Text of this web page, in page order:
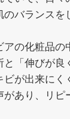
のバランスを
アの化粧品の
と「伸びが良
ビが出来にく
があり、リピ